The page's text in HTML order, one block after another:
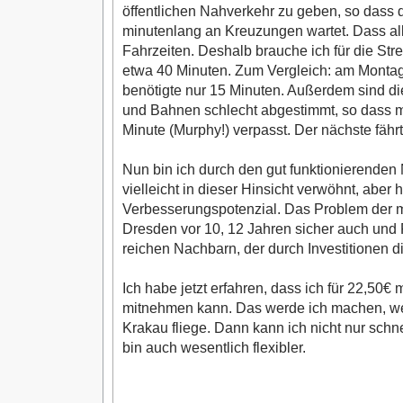
öffentlichen Nahverkehr zu geben, so dass
minutenlang an Kreuzungen wartet. Dass
Fahrzeiten. Deshalb brauche ich für die
etwa 40 Minuten. Zum Vergleich: am
benötigte nur 15 Minuten. Außerdem sind
und Bahnen schlecht abgestimmt, so dass
Minute (Murphy!) verpasst. Der nächste
Nun bin ich durch den gut
vielleicht in dieser Hinsicht verwöhnt, aber
Verbesserungspotenzial. Das Problem der
Dresden vor 10, 12 Jahren sicher auch
reichen Nachbarn, der durch Investitionen
Ich habe jetzt erfahren, dass ich für 22,50€
mitnehmen kann. Das werde ich machen,
Krakau fliege. Dann kann ich nicht nur
bin auch wesentlich flexibler.